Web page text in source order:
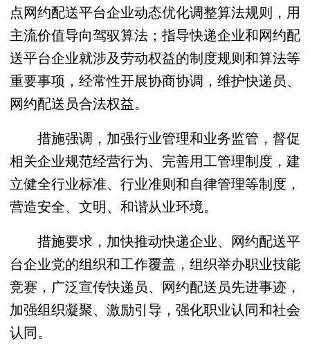
点网约配送平台企业动态优化调整算法规则，用
主流价值导向驾驭算法；指导快递企业和网约配
送平台企业就涉及劳动权益的制度规则和算法等
重要事项，经常性开展协商协调，维护快递员、
网约配送员合法权益。
措施强调，加强行业管理和业务监管，督促
相关企业规范经营行为、完善用工管理制度，建
立健全行业标准、行业准则和自律管理等制度，
营造安全、文明、和谐从业环境。
措施要求，加快推动快递企业、网约配送平
台企业党的组织和工作覆盖，组织举办职业技能
竞赛，广泛宣传快递员、网约配送员先进事迹，
加强组织凝聚、激励引导，强化职业认同和社会
认同。